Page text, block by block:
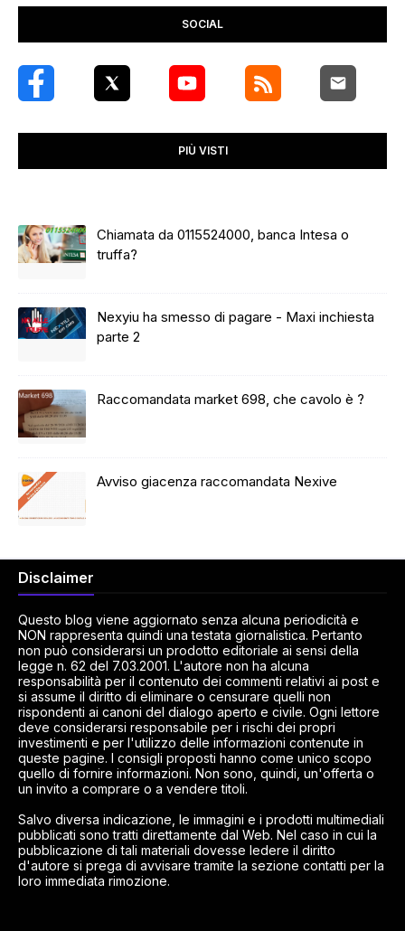
SOCIAL
PIÙ VISTI
Chiamata da 0115524000, banca Intesa o
truffa?
Nexyiu ha smesso di pagare - Maxi inchiesta
parte 2
Raccomandata market 698, che cavolo è ?
Avviso giacenza raccomandata Nexive
Disclaimer
Questo blog viene aggiornato senza alcuna periodicità e
NON rappresenta quindi una testata giornalistica. Pertanto
non può considerarsi un prodotto editoriale ai sensi della
legge n. 62 del 7.03.2001. L'autore non ha alcuna
responsabilità per il contenuto dei commenti relativi ai post e
si assume il diritto di eliminare o censurare quelli non
rispondenti ai canoni del dialogo aperto e civile. Ogni lettore
deve considerarsi responsabile per i rischi dei propri
investimenti e per l'utilizzo delle informazioni contenute in
queste pagine. I consigli proposti hanno come unico scopo
quello di fornire informazioni. Non sono, quindi, un'offerta o
un invito a comprare o a vendere titoli.
Salvo diversa indicazione, le immagini e i prodotti multimediali
pubblicati sono tratti direttamente dal Web. Nel caso in cui la
pubblicazione di tali materiali dovesse ledere il diritto
d'autore si prega di avvisare tramite la sezione contatti per la
loro immediata rimozione.